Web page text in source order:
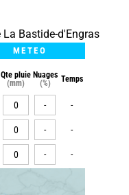
Bastide-d'Engras
METEO
Qte pluie
(mm)
Nuages
(%)
Temps
0 - -
0 - -
0 - -